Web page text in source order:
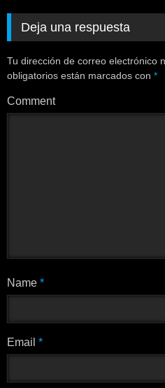
Deja una respuesta
Tu dirección de correo electrónico
obligatorios están marcados con *
Comment
Name *
Email *